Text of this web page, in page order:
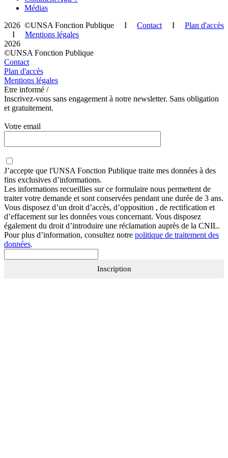
Médias
2026 ©UNSA Fonction Publique I Contact I Plan d'accès
I Mentions légales
2026
©UNSA Fonction Publique
Contact
Plan d'accès
Mentions légales
Etre informé /
Inscrivez-vous sans engagement à notre newsletter. Sans obligation
et gratuitement.
Votre email
J’accepte que l'UNSA Fonction Publique traite mes données à des
fins exclusives d’informations.
Les informations recueillies sur ce formulaire nous permettent de
traiter votre demande et sont conservées pendant une durée de 3 ans.
Vous disposez d’un droit d’accès, d’opposition , de rectification et
d’effacement sur les données vous concernant. Vous disposez
également du droit d’introduire une réclamation auprès de la CNIL.
Pour plus d’information, consultez notre politique de traitement des
données.
Inscription